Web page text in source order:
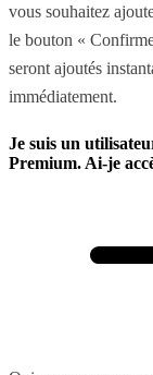
vous souhaitez
le bouton «
seront ajoutés
immédiatement.
Je suis un
Premium. Ai-je